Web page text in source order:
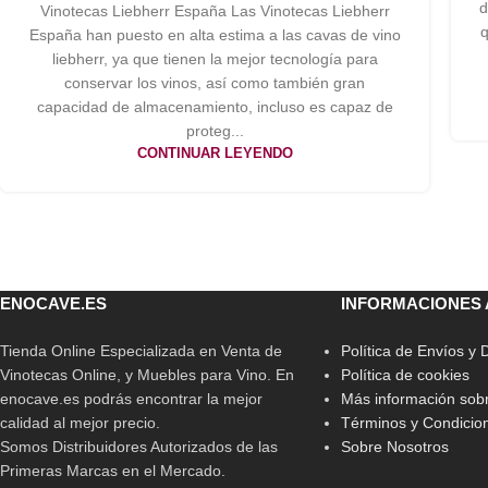
Vinotecas Liebherr España Las Vinotecas Liebherr
España han puesto en alta estima a las cavas de vino
liebherr, ya que tienen la mejor tecnología para
conservar los vinos, así como también gran
capacidad de almacenamiento, incluso es capaz de
proteg...
CONTINUAR LEYENDO
ENOCAVE.ES
Tienda Online Especializada en Venta de
Vinotecas Online, y Muebles para Vino. En
enocave.es podrás encontrar la mejor
calidad al mejor precio.
Somos Distribuidores Autorizados de las
Primeras Marcas en el Mercado.
INFORMACIONES
Política de Envíos y
Política de cookies
Más información
Términos y
Sobre Nosotros